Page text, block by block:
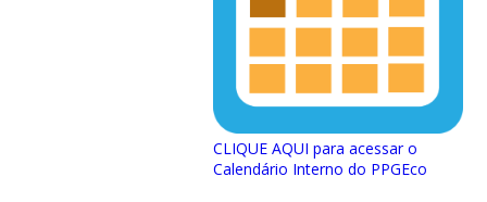
CLIQUE AQUI para acessar o
Calendário Interno do PPGEco